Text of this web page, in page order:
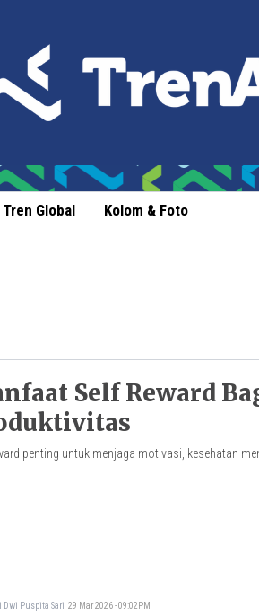
Tren Global Kolom & Foto
Self Reward
penting untuk menjaga motivasi, kesehatan
Dwi Puspita Sari 29 Mar 2026 - 09:02PM